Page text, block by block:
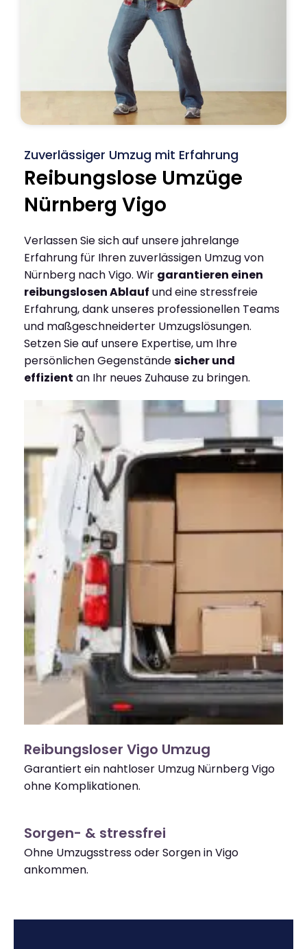
Zuverlässiger Umzug mit Erfahrung
Reibungslose Umzüge
Nürnberg Vigo
Verlassen Sie sich auf unsere jahrelange
Erfahrung für Ihren zuverlässigen Umzug von
Nürnberg nach Vigo. Wir garantieren einen
reibungslosen Ablauf und eine stressfreie
Erfahrung, dank unseres professionellen Teams
und maßgeschneiderter Umzugslösungen.
Setzen Sie auf unsere Expertise, um Ihre
persönlichen Gegenständesicher und
effizient an Ihr neues Zuhause zu bringen.
Reibungsloser Vigo Umzug
Garantiert ein nahtloser Umzug Nürnberg Vigo
ohne Komplikationen.
Sorgen- & stressfrei
Ohne Umzugsstress oder Sorgen in Vigo
ankommen.